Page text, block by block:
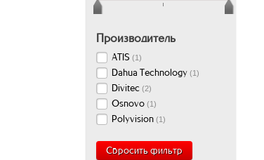
Производитель
ATIS (1)
Dahua Technology (1)
Divitec (2)
Osnovo (1)
Polyvision (1)
Сбросить фильтр